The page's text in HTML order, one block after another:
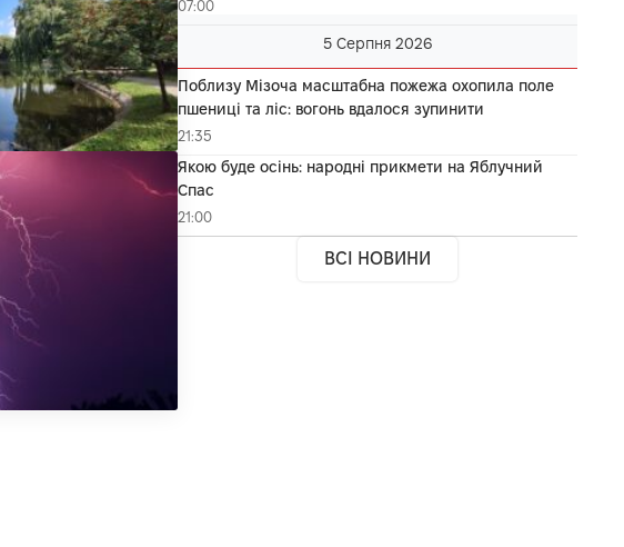
07:00
5 Серпня 2026
Поблизу Мізоча масштабна пожежа охопила поле
пшениці та ліс: вогонь вдалося зупинити
21:35
Якою буде осінь: народні прикмети на Яблучний
Спас
21:00
ВСІ НОВИНИ